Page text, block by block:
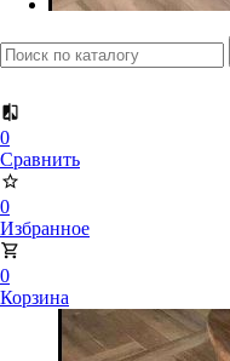
0
Сравнить
0
Избранное
0
Корзина